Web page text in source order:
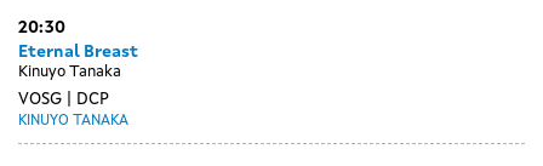
20:30
Eternal Breast
Kinuyo Tanaka
VOSG DCP
KINUYO TANAKA